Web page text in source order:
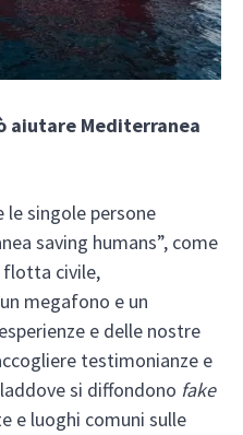
aiutare Mediterranea
le singole persone
saving humans”, come
flotta civile,
megafono e un
e delle nostre
testimonianze e
si diffondono fake
e luoghi comuni sulle